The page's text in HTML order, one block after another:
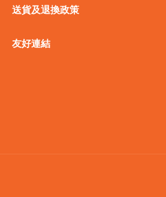
送貨及退換政策
友好連結